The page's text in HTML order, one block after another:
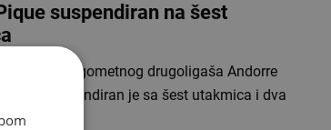
suspendiran na šest
nogometnog drugoligaša Andorre
(39) suspendiran je sa šest utakmica i dva